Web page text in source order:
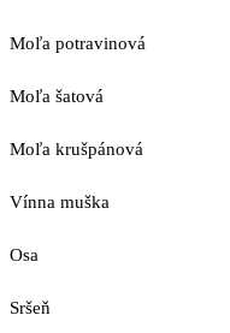
Moľa potravinová
Moľa šatová
Moľa krušpánová
Vínna muška
Osa
Sršeň